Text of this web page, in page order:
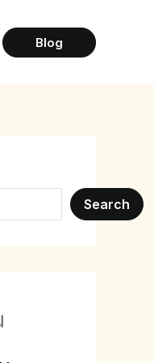
Blog
Search